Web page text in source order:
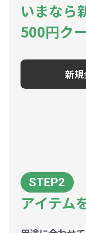
いまなら
500円ク
新規
アイテム